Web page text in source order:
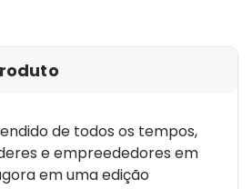
de todos os tempos,
e empreededores em
em uma edição